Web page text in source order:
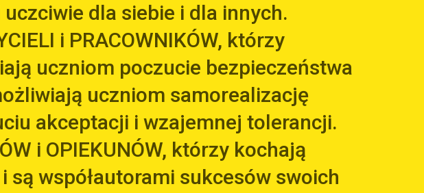
dla siebie i dla innych.
i PRACOWNIKÓW, którzy
uczniom poczucie bezpieczeństwa
uczniom samorealizację
akceptacji i wzajemnej tolerancji.
i OPIEKUNÓW, którzy kochają
są współautorami sukcesów swoich